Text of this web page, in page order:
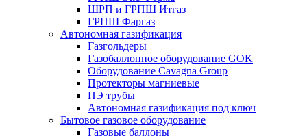
ШРП и ГРПШ Итгаз
ГРПШ Фаргаз
Автономная газификация
Газгольдеры
Газобаллонное оборудование GOK
Оборудование Cavagna Group
Протекторы магниевые
ПЭ трубы
Автономная газификация под ключ
Бытовое газовое оборудование
Газовые баллоны